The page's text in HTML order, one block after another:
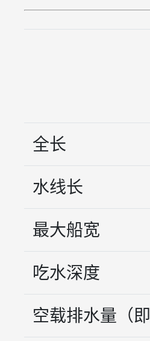
全长
水线长
最大船宽
吃水深度
空载排水量（即